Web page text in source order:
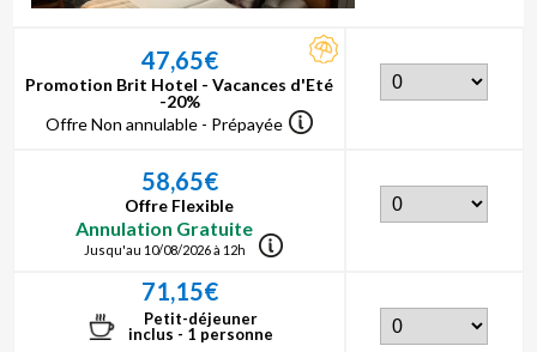
47,65€
Promotion Brit Hotel - Vacances d'Eté
-20%
Offre Non annulable - Prépayée
58,65€
Offre Flexible
Annulation Gratuite
Jusqu'au 10/08/2026 à 12h
71,15€
Petit-déjeuner
inclus - 1 personne